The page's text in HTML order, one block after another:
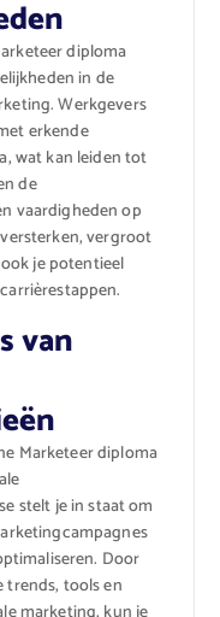
diploma
in de
Werkgevers
erkende
wat kan leiden tot
de
vaardigheden op
vergroot
je potentieel
van
Marketeer diploma
stelt je in staat om
Door
trends, tools en